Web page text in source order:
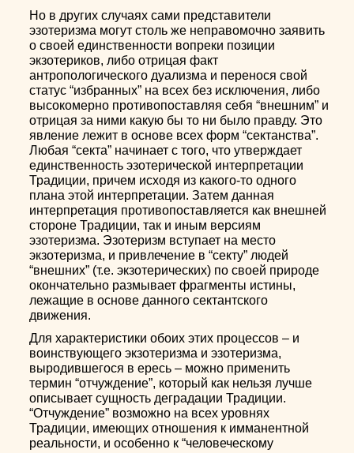
Но в других случаях сами представители
эзотеризма могут столь же неправомочно заявить
о своей единственности вопреки позиции
экзотериков, либо отрицая факт
антропологического дуализма и перенося свой
статус “избранных” на всех без исключения, либо
высокомерно противопоставляя себя “внешним” и
отрицая за ними какую бы то ни было правду. Это
явление лежит в основе всех форм “сектанства”.
Любая “секта” начинает с того, что утверждает
единственность эзотерической интерпретации
Традиции, причем исходя из какого-то одного
плана этой интерпретации. Затем данная
интерпретация противопоставляется как внешней
стороне Традиции, так и иным версиям
эзотеризма. Эзотеризм вступает на место
экзотеризма, и привлечение в “секту” людей
“внешних” (т.е. экзотерических) по своей природе
окончательно размывает фрагменты истины,
лежащие в основе данного сектантского
движения.
Для характеристики обоих этих процессов – и
воинствующего экзотеризма и эзотеризма,
выродившегося в ересь – можно применить
термин “отчуждение”, который как нельзя лучше
описывает сущность деградации Традиции.
“Отчуждение” возможно на всех уровнях
Традиции, имеющих отношения к имманентной
реальности, и особенно к “человеческому